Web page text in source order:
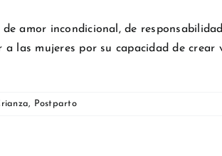
amor incondicional, de
las mujeres por su capacidad de
, Postparto